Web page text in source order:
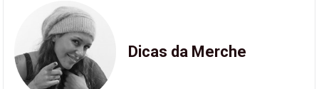
Dicas da Merche